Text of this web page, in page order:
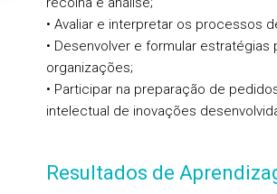
• Avaliar e interpretar os processos
• Desenvolver e formular
organizações;
• Participar na preparação de
intelectual de inovações
Resultados de